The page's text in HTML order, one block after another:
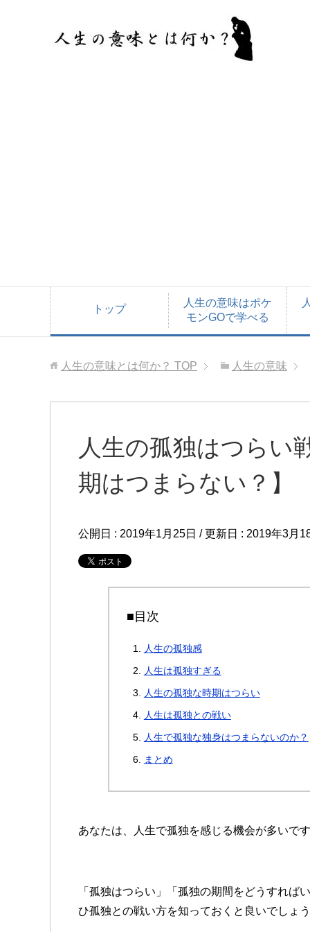
トップ
人生の意味はポケ
モンGOで学べる
人生の意味とは何か？ TOP 人生の意味
人生の孤独はつらい
期はつまらない？】
公開日 : 2019年1月25日 / 更新日 : 2019年3月
■目次
人生の孤独感
人生は孤独すぎる
人生の孤独な時期はつらい
人生は孤独との戦い
人生で孤独な独身はつまらないのか？
まとめ
あなたは、人生で孤独を感じる機会が多いで
「孤独はつらい」「孤独の期間をどうすれば
ひ孤独との戦い方を知っておくと良いでしょ